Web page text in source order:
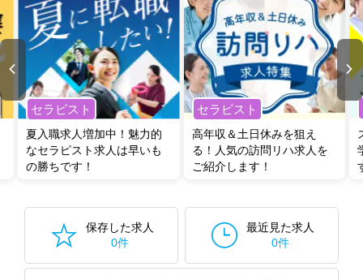
セラピスト
夏入職求人増加中！魅力的
なセラピスト求人は早いも
の勝ちです！
セラピスト
高年収＆土日休みを狙え
る！人気の訪問リハ求人を
ご紹介します！
保存した求人
0件
最近見た求人
0件